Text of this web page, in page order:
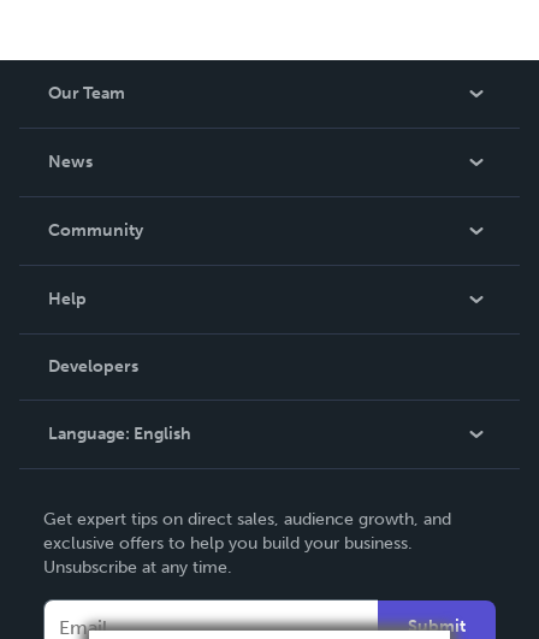
Our Team
News
In The News
Community
Podcast
Help
Order Lookup
Knowledge Base
Contact Support
Developers
Language: English
Deutsch
Français
Get expert tips on direct sales, audience growth, and
exclusive offers to help you build your business.
Unsubscribe at any time.
Submit